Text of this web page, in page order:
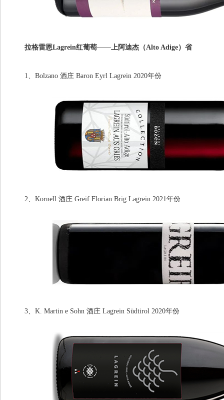
拉格雷恩Lagrein红葡萄——上阿迪杰（Alto Adige）省
1、Bolzano 酒庄 Baron Eyrl Lagrein 2020年份
2、Kornell 酒庄 Greif Florian Brig Lagrein 2021年份
3、K. Martin e Sohn 酒庄 Lagrein Südtirol 2020年份